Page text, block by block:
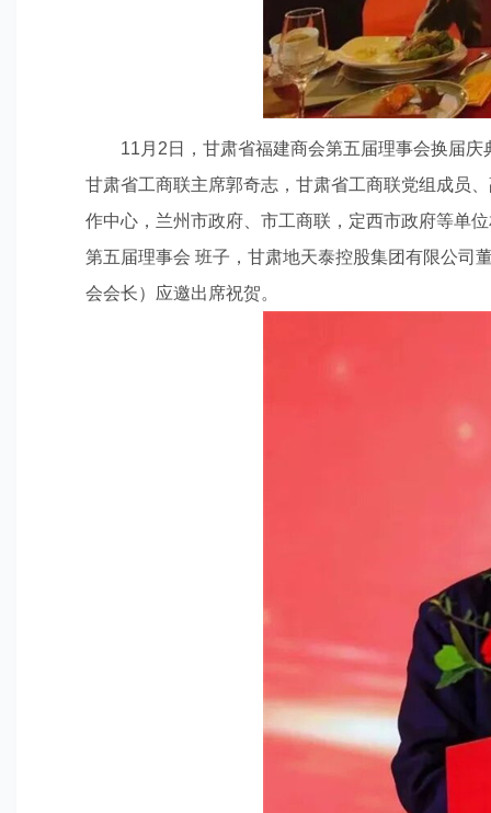
11月2日，甘肃省福建商会第五届理事会换届
甘肃省工商联主席郭奇志，甘肃省工商联党组成员
作中心，兰州市政府、市工商联，定西市政府等单
第五届理事会 班子，甘肃地天泰控股集团有限公司
会会长）应邀出席祝贺。